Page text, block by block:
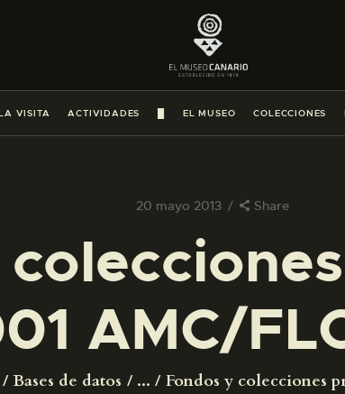
VISITA ACTIVIDADES EL MUSEO COLECCIONES
20 mayo 2013 Share
AMC/
Bases de datos ... Fondos y colecciones
PREPARAR LA VISITA
ACTIVIDADES
█
COLECCIONES
DIDÁCTICA
ESPAÑOL